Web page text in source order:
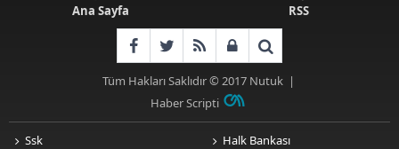
Ana Sayfa
RSS
Tüm Hakları Saklıdır © 2017 Nutuk|
Haber Scripti
Ssk
Halk Bankası